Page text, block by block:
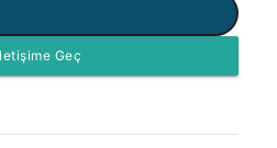
Geç